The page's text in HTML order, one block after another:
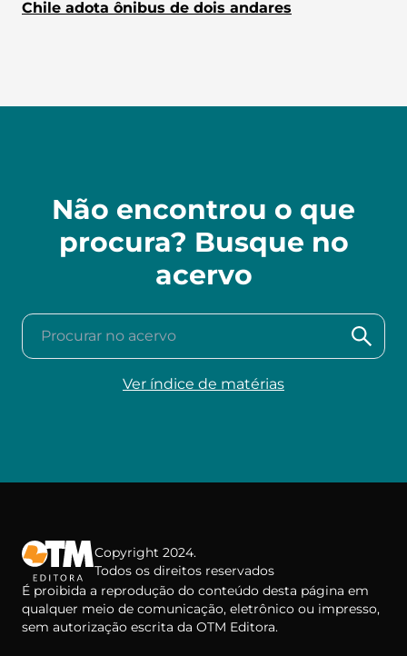
Chile adota ônibus de dois andares
Não encontrou o que
procura? Busque no
acervo
Procurar no acervo
Ver índice de matérias
Copyright 2024.
Todos os direitos reservados
É proibida a reprodução do conteúdo desta página em
qualquer meio de comunicação, eletrônico ou impresso,
sem autorização escrita da OTM Editora.